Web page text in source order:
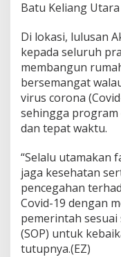
Batu Keliang
Di lokasi, lulusan
kepada seluruh
membangun
bersemangat
virus corona
sehingga program
dan tepat waktu.
“Selalu utamakan
jaga kesehatan
pencegahan
Covid-19 dengan
pemerintah
(SOP) untuk
tutupnya.(EZ)